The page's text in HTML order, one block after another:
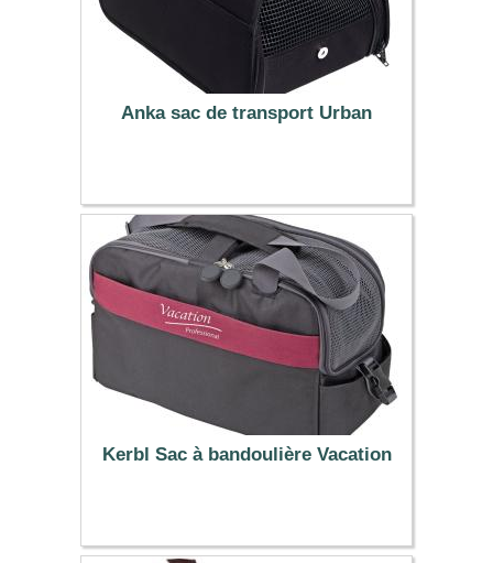
Anka sac de transport Urban
22.99 €
Kerbl Sac à bandoulière Vacation
39.49 €